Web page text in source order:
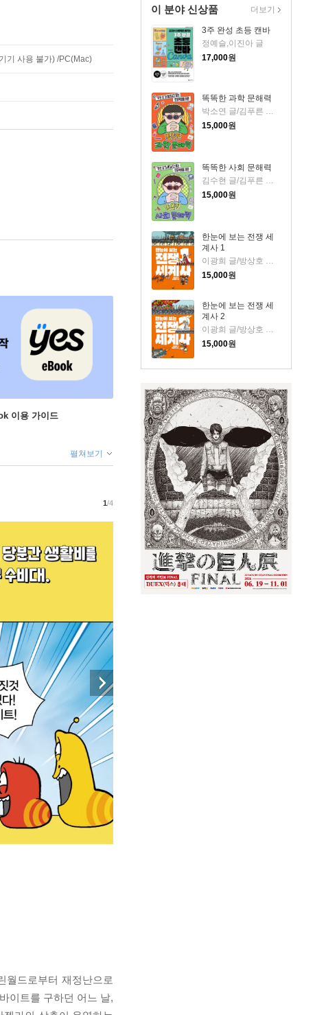
이 분야 신상품
3주 완성 초등 캔바
정예슬,이진아 글
17,000원
똑똑한 과학 문해력
박소연 글/김푸른 그림
15,000원
똑똑한 사회 문해력
김수현 글/김푸른 그림
15,000원
한눈에 보는 전쟁 세
계사 1
15,000원
한눈에 보는 전쟁 세
계사 2
이광희 글/방상호 그림
15,000원
더보기
기 사용 불가) /PC(Mac)
이용 가이드
펼쳐보기
1/4
월드로부터 재정난으로
이트를 구하던 어느 날,